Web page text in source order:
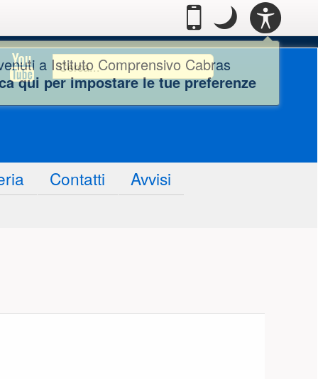
Casella
Mobile
.Passa allaModo
notte
Modo notte:
a Istituto Comprensivo Cabras
qui per impostare le tue preferenze
Cabras -
Comprensivo Cabras
Comprensivo
Istituto Comprensivo
Ricerca
Cerca...
Contatti
Avvisi